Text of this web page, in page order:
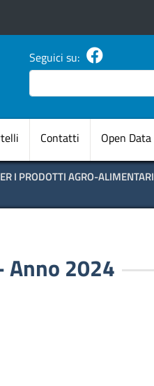
Seguici su:
Cerca
Contatti Open Data
I PRODOTTI AGRO-ALIMENTARI
Anno 2024